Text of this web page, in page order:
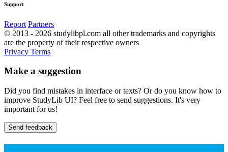
Support
Report Partners
© 2013 - 2026 studylibpl.com all other trademarks and copyrights
are the property of their respective owners
Privacy Terms
Make a suggestion
Did you find mistakes in interface or texts? Or do you know how to
improve StudyLib UI? Feel free to send suggestions. It's very
important for us!
Send feedback